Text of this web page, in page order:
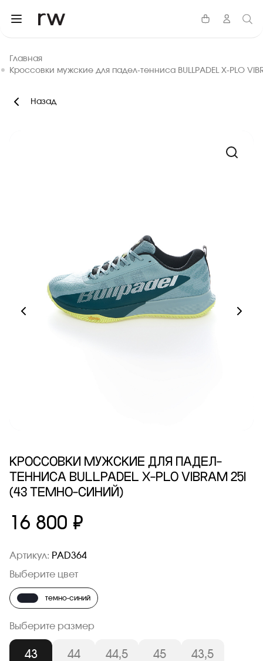
Главная
Кроссовки мужские для падел-тенниса BULLPADEL X-PLO
Назад
КРОССОВКИ МУЖСКИЕ ДЛЯ ПАДЕЛ-
ТЕННИСА BULLPADEL X-PLO VIBRAM 25I
(43 ТЕМНО-СИНИЙ)
16 800 ₽
Артикул: PAD364
Выберите размер
43 44 44,5 45 43,5
Выберите цвет
темно-синий